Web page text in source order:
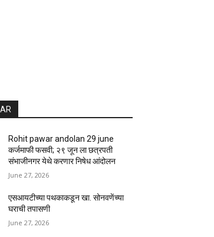
Rohit pawar andolan 29 june
कर्जमाफी फसवी; २९ जून ला छत्रपती
संभाजीनगर येथे करणार निषेध आंदोलन
June 27, 2026
एसआयटीच्या पथकाकडून खा. सोनवणेंच्या
घराची तपासणी
June 27, 2026